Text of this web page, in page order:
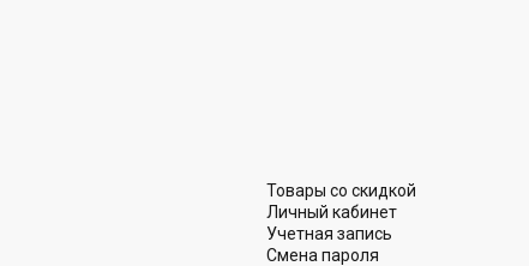
Товары со скидкой
Личный кабинет
Учетная запись
Смена пароля